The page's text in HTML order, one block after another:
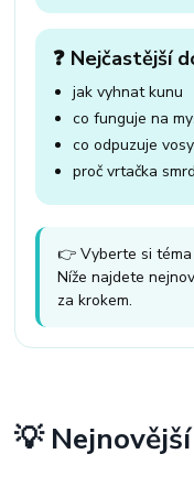
❓ Nejčastější
jak vyhnat kunu
co funguje na
co odpuzuje vosy
proč vrtačka
👉 Vyberte si
Níže najdete
za krokem.
💡